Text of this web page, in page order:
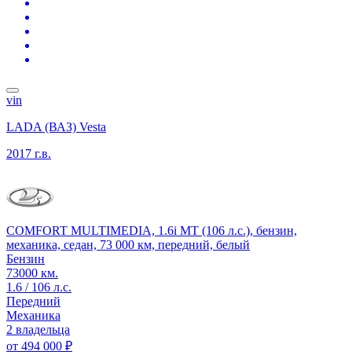
vin
LADA (ВАЗ) Vesta
2017 г.в.
COMFORT MULTIMEDIA, 1.6i MT (106 л.с.), бензин,
механика, седан, 73 000 км, передний, белый
Бензин
73000 км.
1.6 / 106 л.с.
Передний
Механика
2 владельца
от 494 000 ₽